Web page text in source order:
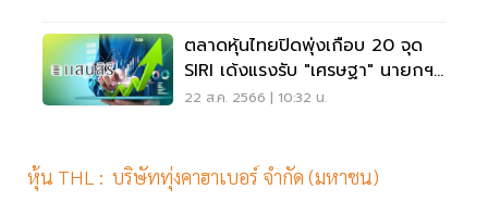
ตลาดหุ้นไทยปิดพุ่งเกือบ 20 จุด
SIRI เด้งแรงรับ "เศรษฐา" นายกฯ
คนที่ 30
22 ส.ค. 2566 | 10:32 น.
หุ้น THL : บริษัททุ่งคาฮาเบอร์ จำกัด (มหาชน)